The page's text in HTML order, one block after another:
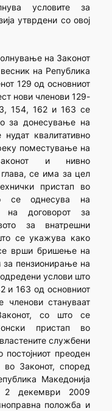
условите за
утврдени со овој
на Законот
на Република
129 од основниот
нови членови 129-
154, 162 и 163 се
за донесување на
квалитативно
поместување на
и нивно
се има за цел
пристап во
се однесува на
на договорот за
за внатрешни
се укажува како
врши бришење на
за пензионирање на
услови што
и 163 од основниот
членови стануваат
со што се
пристап во
службени
преоден
Законот, според
Македонија
декември 2009
положба и